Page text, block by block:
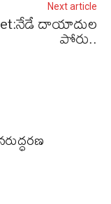
Next article
దాయాదుల
పోరు..